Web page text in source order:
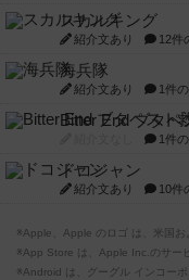
スカルキング
紹介文あり 12件
海兵隊
紹介文あり 1件
Bitter End ブタ
1件
ドコジャン
紹介文あり 10件
※Apple、Apple のロゴ は、米国お
※App Store は、Apple Inc.のサー
※Android は、グーグル インコー